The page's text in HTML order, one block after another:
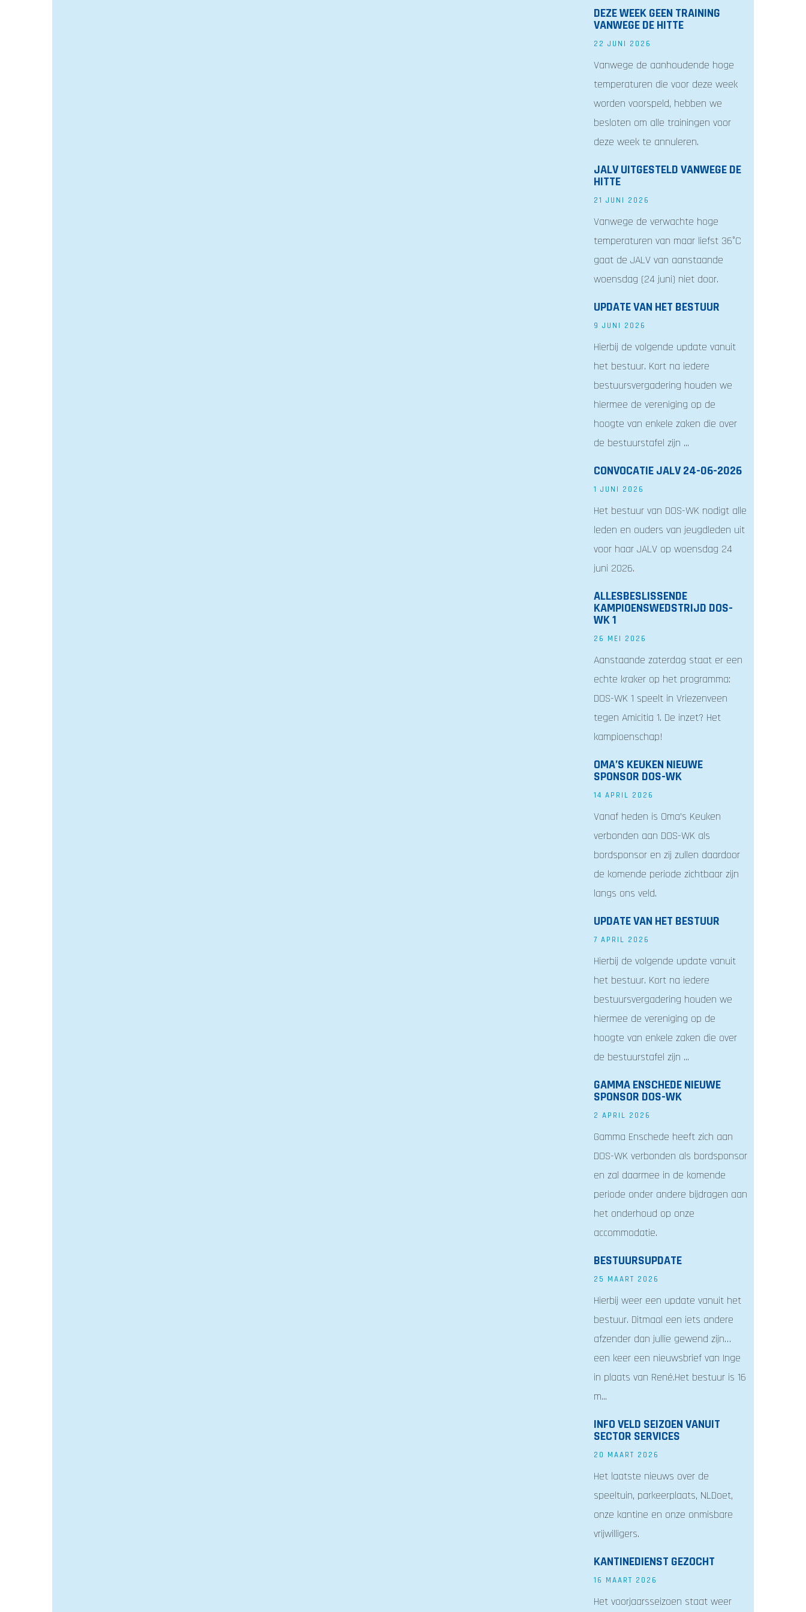
DEZE WEEK GEEN TRAINING
VANWEGE DE HITTE
22 JUNI 2026
Vanwege de aanhoudende hoge
temperaturen die voor deze week
worden voorspeld, hebben we
besloten om alle trainingen voor
deze week te annuleren.
JALV UITGESTELD VANWEGE DE
HITTE
21 JUNI 2026
Vanwege de verwachte hoge
temperaturen van maar liefst 36°C
gaat de JALV van aanstaande
woensdag (24 juni) niet door.
UPDATE VAN HET BESTUUR
9 JUNI 2026
Hierbij de volgende update vanuit
het bestuur. Kort na iedere
bestuursvergadering houden we
hiermee de vereniging op de
hoogte van enkele zaken die over
de bestuurstafel zijn ...
CONVOCATIE JALV 24-06-2026
1 JUNI 2026
Het bestuur van DOS-WK nodigt alle
leden en ouders van jeugdleden uit
voor haar JALV op woensdag 24
juni 2026.
ALLESBESLISSENDE
KAMPIOENSWEDSTRIJD DOS-
WK 1
26 MEI 2026
Aanstaande zaterdag staat er een
echte kraker op het programma:
DOS-WK 1 speelt in Vriezenveen
tegen Amicitia 1. De inzet? Het
kampioenschap!
OMA’S KEUKEN NIEUWE
SPONSOR DOS-WK
14 APRIL 2026
Vanaf heden is Oma’s Keuken
verbonden aan DOS-WK als
bordsponsor en zij zullen daardoor
de komende periode zichtbaar zijn
langs ons veld.
UPDATE VAN HET BESTUUR
7 APRIL 2026
Hierbij de volgende update vanuit
het bestuur. Kort na iedere
bestuursvergadering houden we
hiermee de vereniging op de
hoogte van enkele zaken die over
de bestuurstafel zijn ...
GAMMA ENSCHEDE NIEUWE
SPONSOR DOS-WK
2 APRIL 2026
Gamma Enschede heeft zich aan
DOS-WK verbonden als bordsponsor
en zal daarmee in de komende
periode onder andere bijdragen aan
het onderhoud op onze
accommodatie.
BESTUURSUPDATE
25 MAART 2026
Hierbij weer een update vanuit het
bestuur. Ditmaal een iets andere
afzender dan jullie gewend zijn…
een keer een nieuwsbrief van Inge
in plaats van René.Het bestuur is 16
m...
INFO VELD SEIZOEN VANUIT
SECTOR SERVICES
20 MAART 2026
Het laatste nieuws over de
speeltuin, parkeerplaats, NLDoet,
onze kantine en onze onmisbare
vrijwilligers.
KANTINEDIENST GEZOCHT
16 MAART 2026
Het voorjaarsseizoen staat weer